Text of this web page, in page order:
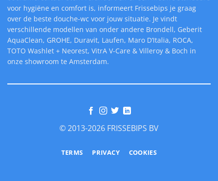
voor hygiëne en comfort is, informeert Frissebips je graag
over de beste douche-wc voor jouw situatie. Je vindt
verschillende modellen van onder andere Brondell, Geberit
AquaClean, GROHE, Duravit, Laufen, Maro D’Italia, ROCA,
TOTO Washlet + Neorest, VitrA V-Care & Villeroy & Boch in
onze showroom te Amsterdam.
© 2013-2026 FRISSEBIPS BV
TERMS PRIVACY COOKIES